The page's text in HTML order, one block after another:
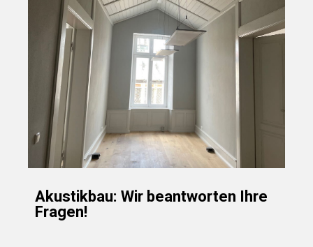
Akustikbau: Wir beantworten Ihre
Fragen!